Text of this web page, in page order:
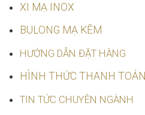
XI MẠ INOX
BULONG MẠ KẼM
HƯỚNG DẪN ĐẶT HÀNG
HÌNH THỨC THANH TOÁN
TIN TỨC CHUYÊN NGÀNH